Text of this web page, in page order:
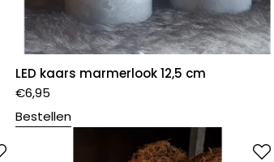
LED kaars marmerlook 12,5 cm
€6,95
Bestellen